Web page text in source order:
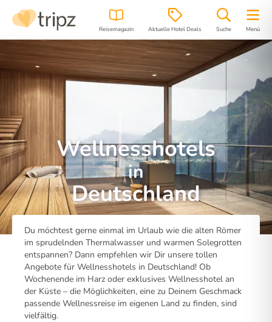
Reisemagazin Aktuelle Hotel Deals Suche Menü
Wellnesshotels
in
Deutschland
Du möchtest gerne einmal im Urlaub wie die alten Römer
im sprudelnden Thermalwasser und warmen Solegrotten
entspannen? Dann empfehlen wir Dir unsere tollen
Angebote für Wellnesshotels in Deutschland! Ob
Wochenende im Harz oder exklusives Wellnesshotel an
der Küste – die Möglichkeiten, eine zu Deinem Geschmack
passende Wellnessreise im eigenen Land zu finden, sind
vielfältig.